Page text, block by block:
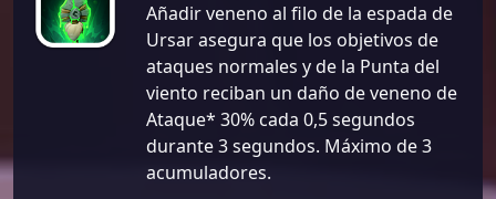
Añadir veneno al filo de la espada de
Ursar asegura que los objetivos de
ataques normales y de la Punta del
viento reciban un daño de veneno de
Ataque* 30% cada 0,5 segundos
durante 3 segundos. Máximo de 3
acumuladores.